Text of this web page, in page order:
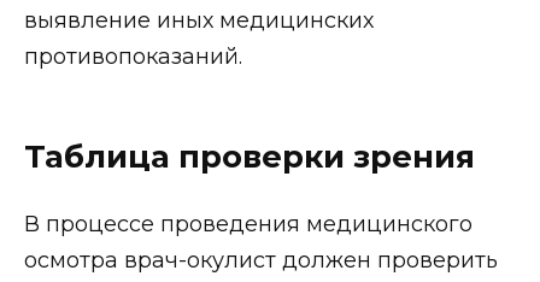
выявление иных медицинских
противопоказаний.
Таблица проверки зрения
В процессе проведения медицинского
осмотра врач-окулист должен проверить